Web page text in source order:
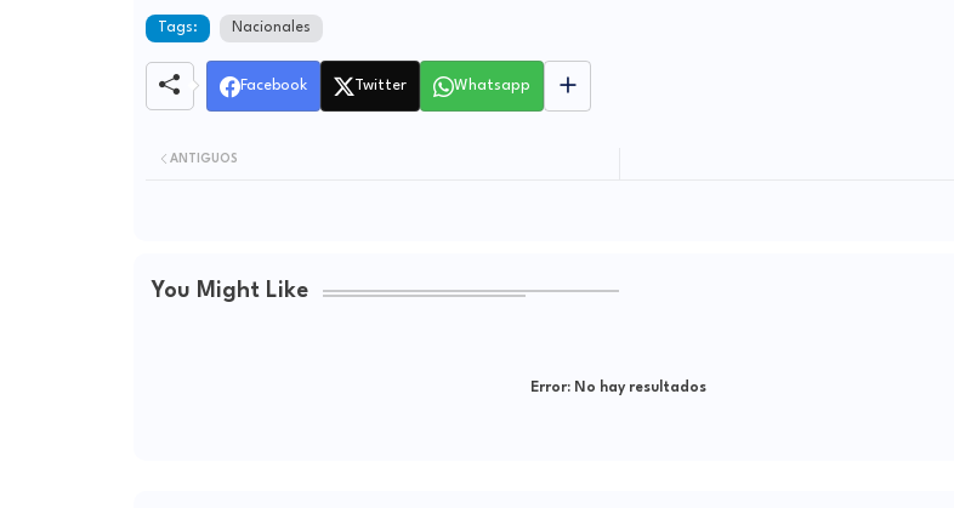
Tags: Nacionales
Facebook Twitter Whatsapp
ANTIGUOS
You Might Like
Error: No hay resultados